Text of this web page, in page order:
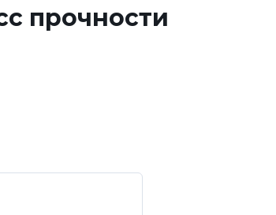
прочности